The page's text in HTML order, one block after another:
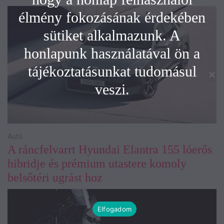
A ráncfelvarrt Hyundai Elantra 155 lóerős
hibridje és prémium utastere komoly
belsőtéri ugrást hoz
Autó
élmény fokozásának érdekében
sütiket alkalmazunk. A
honlapunk használatával ön a
tájékoztatásunkat tudomásul
veszi.
Elfogadom